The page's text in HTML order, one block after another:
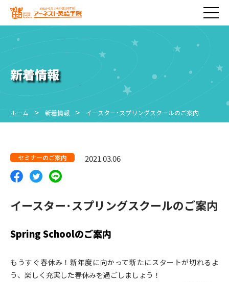
新着情報
ホーム 新着情報 イースター･スプリングスクールのご案内
セミナーのご案内 2021.03.06
イースター･スプリングスクールのご案内
Spring Schoolのご案内
もうすぐ春休み！新年度に向かって新たにスタートが切れるよ
う、楽しく充実した春休みを過ごしましょう！